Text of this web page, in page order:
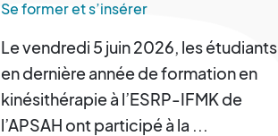
la Réadaptation
Se former et s’insérer
Le vendredi 5 juin 2026, les étudiants
en dernière année de formation en
kinésithérapie à l’ESRP-IFMK de
l’APSAH ont participé à la ...